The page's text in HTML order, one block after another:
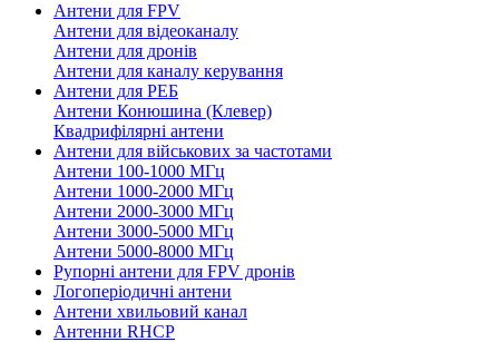
Антени для FPV
Антени для відеоканалу
Антени для дронів
Антени для каналу керування
Антени для РЕБ
Антени Конюшина (Клевер)
Квадрифілярні антени
Антени для військових за частотами
Антени 100-1000 МГц
Антени 1000-2000 МГц
Антени 2000-3000 МГц
Антени 3000-5000 МГц
Антени 5000-8000 МГц
Рупорні антени для FPV дронів
Логоперіодичні антени
Антени хвильовий канал
Антенни RHCP